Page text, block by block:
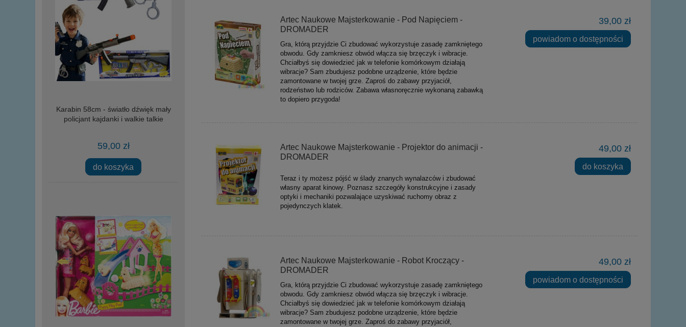
Karabin 58cm - światło dźwięk mały
policjant kajdanki i walkie talkie
59,00 zł
do koszyka
Artec Naukowe Majsterkowanie - Pod Napięciem -
DROMADER
Gra, którą przyjdzie Ci zbudować wykorzystuje zasadę zamkniętego
obwodu. Gdy zamkniesz obwód włącza się brzęczyk i wibracje.
Chciałbyś się dowiedzieć jak w telefonie komórkowym działają
wibracje? Sam zbudujesz podobne urządzenie, które będzie
zamontowane w twojej grze. Zaproś do zabawy przyjaciół,
rodzeństwo lub rodziców. Zabawa własnoręcznie wykonaną zabawką
to dopiero przygoda!
39,00 zł
powiadom o dostępności
Artec Naukowe Majsterkowanie - Projektor do animacji -
DROMADER
Teraz i ty możesz pójść w ślady znanych wynalazców i zbudować
własny aparat kinowy. Poznasz szczegóły konstrukcyjne i zasady
optyki i mechaniki pozwalające uzyskiwać ruchomy obraz z
pojedynczych klatek.
49,00 zł
do koszyka
Artec Naukowe Majsterkowanie - Robot Kroczący -
DROMADER
Gra, którą przyjdzie Ci zbudować wykorzystuje zasadę zamkniętego
obwodu. Gdy zamkniesz obwód włącza się brzęczyk i wibracje.
Chciałbyś się dowiedzieć jak w telefonie komórkowym działają
wibracje? Sam zbudujesz podobne urządzenie, które będzie
zamontowane w twojej grze. Zaproś do zabawy przyjaciół,
49,00 zł
powiadom o dostępności